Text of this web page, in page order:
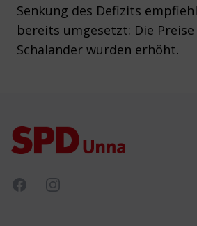
Senkung des Defizits
bereits umgesetzt: Die
Schalander wurden erhöht.
FacebookInstagram